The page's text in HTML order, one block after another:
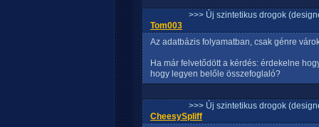
>>> Új szintetikus drogok
Tom003
Az adatbázis folyamatban, csak génre
Ha már felvetődött a kérdés: érdekelne
hogy legyen belőle összefoglaló?
>>> Új szintetikus drogok
CheesySpliff